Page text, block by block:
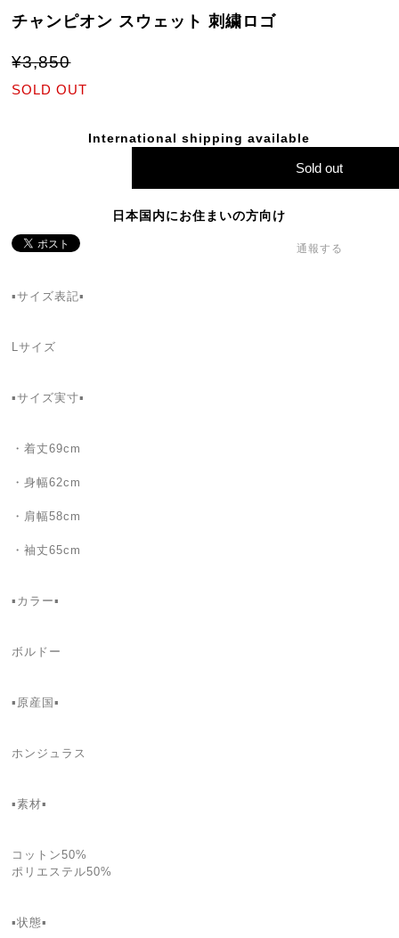
チャンピオン スウェット 刺繍ロゴ
¥3,850
SOLD OUT
International shipping available
Sold out
日本国内にお住まいの方向け
通報する
▪️サイズ表記▪️
Lサイズ
▪️サイズ実寸▪️
・着丈69cm
・身幅62cm
・肩幅58cm
・袖丈65cm
▪️カラー▪️
ボルドー
▪️原産国▪️
ホンジュラス
▪️素材▪️
コットン50%
ポリエステル50%
▪️状態▪️